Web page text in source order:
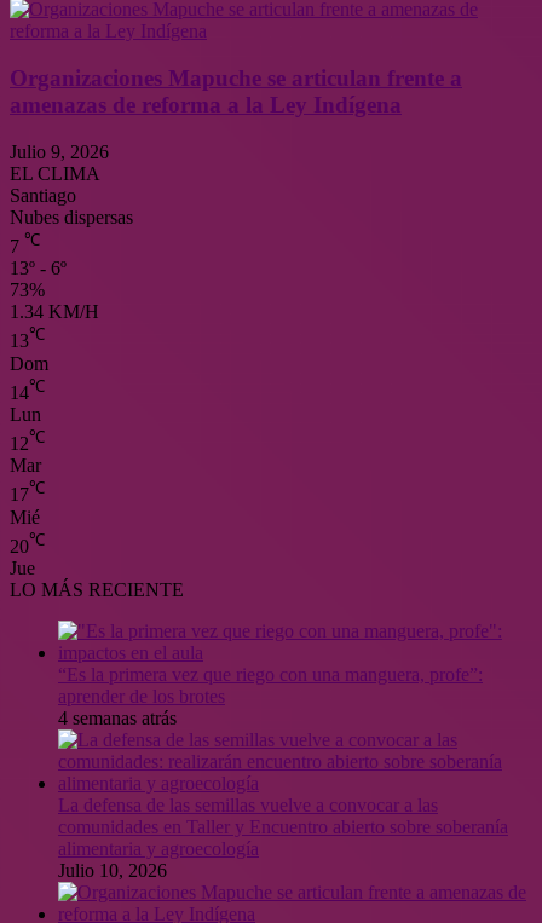
Organizaciones Mapuche se articulan frente a
amenazas de reforma a la Ley Indígena
Julio 9, 2026
EL CLIMA
Santiago
Nubes dispersas
7 ℃
13º - 6º
73%
1.34 KM/H
13℃
Dom
14℃
Lun
12℃
Mar
17℃
Mié
20℃
Jue
LO MÁS RECIENTE
“Es la primera vez que riego con una manguera, profe”:
aprender de los brotes
4 semanas atrás
La defensa de las semillas vuelve a convocar a las
comunidades en Taller y Encuentro abierto sobre soberanía
alimentaria y agroecología
Julio 10, 2026